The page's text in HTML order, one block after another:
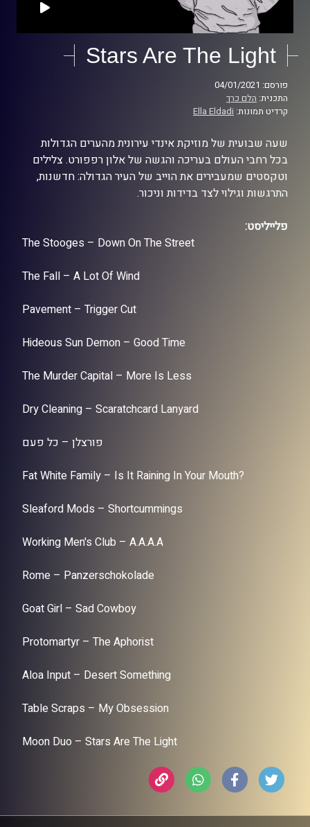
Stars Are The Light
פורסם: 04/01/2021
התכנית: הלם כרך
קרדיט תמונות: Ella Eldadi
שעה שבועית של מוזיקת אינדי עירונית מהערים הגדולות
בכל רחבי העולם בעריכה והגשה של אלון רפפורט. צלילים
וטקסטים שמעבירים את הוייב של העיר הגדולה: חדשנות,
התרגשות וגילוי לצד בדידות וניכור.
פלייליסט:
The Stooges – Down On The Street
The Fall – A Lot Of Wind
Pavement – Trigger Cut
Hideous Sun Demon – Good Time
The Murder Capital – More Is Less
Dry Cleaning – Scaratchcard Lanyard
פורצלן – כל פעם
Fat White Family – Is It Raining In Your Mouth?
Sleaford Mods – Shortcummings
Working Men's Club – A.A.A.A
Rome – Panzerschokolade
Goat Girl – Sad Cowboy
Protomartyr – The Aphorist
Aloa Input – Desert Something
Table Scraps – My Obsession
Moon Duo – Stars Are The Light